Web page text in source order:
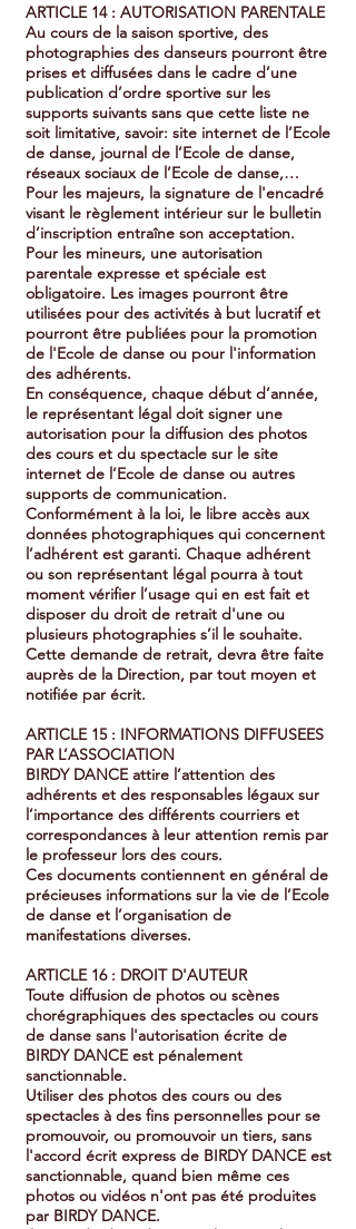
ARTICLE 14 : AUTORISATION PARENTALE
Au cours de la saison sportive, des
photographies des danseurs pourront être
prises et diffusées dans le cadre d’une
publication d’ordre sportive sur les
supports suivants sans que cette liste ne
soit limitative, savoir: site internet de l’Ecole
de danse, journal de l’Ecole de danse,
réseaux sociaux de l’Ecole de danse,…
Pour les majeurs, la signature de l'encadré
visant le règlement intérieur sur le bulletin
d’inscription entraîne son acceptation.
Pour les mineurs, une autorisation
parentale expresse et spéciale est
obligatoire. Les images pourront être
utilisées pour des activités à but lucratif et
pourront être publiées pour la promotion
de l'Ecole de danse ou pour l'information
des adhérents.
En conséquence, chaque début d’année,
le représentant légal doit signer une
autorisation pour la diffusion des photos
des cours et du spectacle sur le site
internet de l’Ecole de danse ou autres
supports de communication.
Conformément à la loi, le libre accès aux
données photographiques qui concernent
l’adhérent est garanti. Chaque adhérent
ou son représentant légal pourra à tout
moment vérifier l’usage qui en est fait et
disposer du droit de retrait d'une ou
plusieurs photographies s’il le souhaite.
Cette demande de retrait, devra être faite
auprès de la Direction, par tout moyen et
notifiée par écrit.
ARTICLE 15 : INFORMATIONS DIFFUSEES
PAR L’ASSOCIATION
BIRDY DANCE attire l’attention des
adhérents et des responsables légaux sur
l’importance des différents courriers et
correspondances à leur attention remis par
le professeur lors des cours.
Ces documents contiennent en général de
précieuses informations sur la vie de l’Ecole
de danse et l’organisation de
manifestations diverses.
ARTICLE 16 : DROIT D'AUTEUR
Toute diffusion de photos ou scènes
chorégraphiques des spectacles ou cours
de danse sans l'autorisation écrite de
BIRDY DANCE est pénalement
sanctionnable.
Utiliser des photos des cours ou des
spectacles à des fins personnelles pour se
promouvoir, ou promouvoir un tiers, sans
l'accord écrit express de BIRDY DANCE est
sanctionnable, quand bien même ces
photos ou vidéos n'ont pas été produites
par BIRDY DANCE.